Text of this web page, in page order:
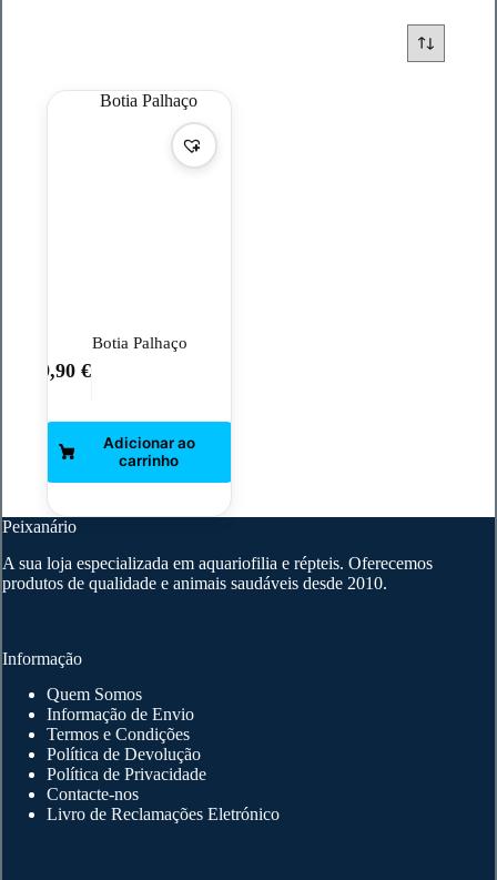
Botia Palhaço
9,90 €
Peixanário
A sua loja especializada em aquariofilia e répteis. Oferecemos
produtos de qualidade e animais saudáveis desde 2010.
Informação
Quem Somos
Informação de Envio
Termos e Condições
Política de Devolução
Política de Privacidade
Contacte-nos
Livro de Reclamações Eletrónico